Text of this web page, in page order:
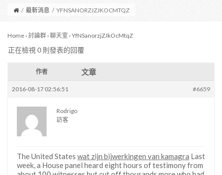
/ 最新消息 / YFNSANORZJZJKOCMTQZ
Home › 討論群 › 聊天室 › YfNSanorzjZJkOcMtqZ
正在檢視 0 則發表的回覆
作者 文章
2016-08-17 02:56:51 #6659
Rodrigo
訪客
The United States wat zijn bijwerkingen van kamagra Last
week, a House panel heard eight hours of testimony from